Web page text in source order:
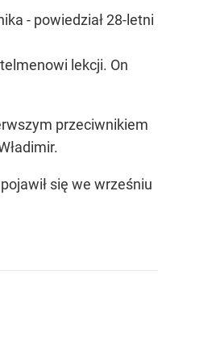
- powiedział 28-letni
lekcji. On
przeciwnikiem
się we wrześniu